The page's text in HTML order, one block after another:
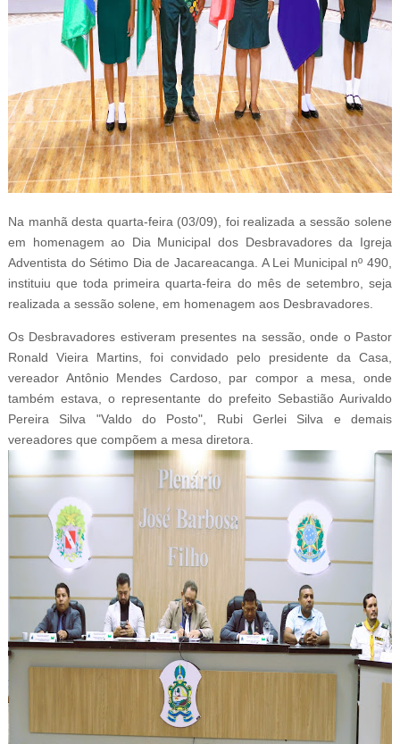
Na manhã desta quarta-feira (03/09), foi realizada a sessão solene
em homenagem ao Dia Municipal dos Desbravadores da Igreja
Adventista do Sétimo Dia de Jacareacanga. A Lei Municipal nº 490,
instituiu que toda primeira quarta-feira do mês de setembro, seja
realizada a sessão solene, em homenagem aos Desbravadores.
Os Desbravadores estiveram presentes na sessão, onde o Pastor
Ronald Vieira Martins, foi convidado pelo presidente da Casa,
vereador Antônio Mendes Cardoso, par compor a mesa, onde
também estava, o representante do prefeito Sebastião Aurivaldo
Pereira Silva "Valdo do Posto", Rubi Gerlei Silva e demais
vereadores que compõem a mesa diretora.